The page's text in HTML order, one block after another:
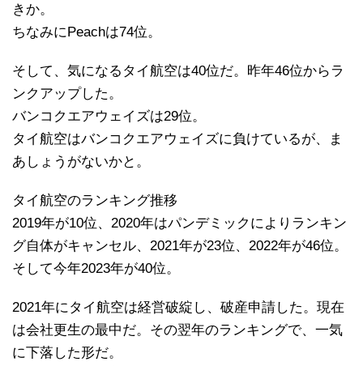
きか。
ちなみにPeachは74位。
そして、気になるタイ航空は40位だ。昨年46位からラ
ンクアップした。
バンコクエアウェイズは29位。
タイ航空はバンコクエアウェイズに負けているが、ま
あしょうがないかと。
タイ航空のランキング推移
2019年が10位、2020年はパンデミックによりランキン
グ自体がキャンセル、2021年が23位、2022年が46位。
そして今年2023年が40位。
2021年にタイ航空は経営破綻し、破産申請した。現在
は会社更生の最中だ。その翌年のランキングで、一気
に下落した形だ。